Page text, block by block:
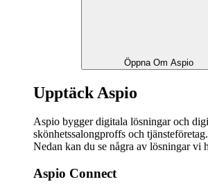
Öppna Om Aspio
Upptäck Aspio
Aspio bygger digitala lösningar och
skönhetssalongproffs och tjänsteföretag.
Nedan kan du se några av lösningar vi
Aspio Connect